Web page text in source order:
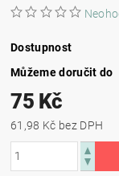
Dostupnost
Můžeme doručit do
75 Kč
61,98 Kč bez DPH